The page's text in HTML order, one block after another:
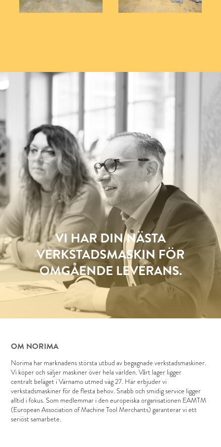
VI HAR DIN NÄSTA
VERKSTADSMASKIN FÖR
OMGÅENDE LEVERANS.
OM NORIMA
Norima har marknadens största utbud av begagnade verkstadsmaskiner.
Vi köper och säljer maskiner över hela världen. Vårt lager ligger
centralt beläget i Värnamo utmed väg 27. Här erbjuder vi
verkstadsmaskiner för de flesta behov. Snabb och smidig service ligger
alltid i fokus. Som medlemmar i den europeiska organisationen EAMTM
(European Association of Machine Tool Merchants) garanterar vi ett
seriöst samarbete.